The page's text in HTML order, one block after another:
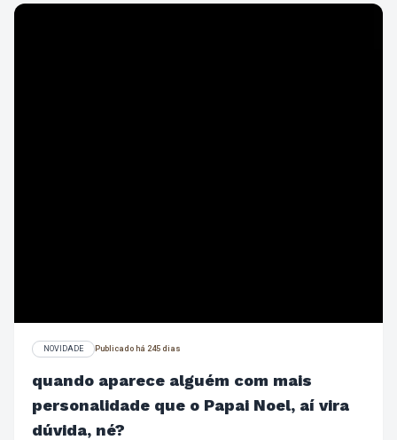
NOVIDADE Publicado há 245 dias
quando aparece alguém com mais
personalidade que o Papai Noel, aí vira
dúvida, né?